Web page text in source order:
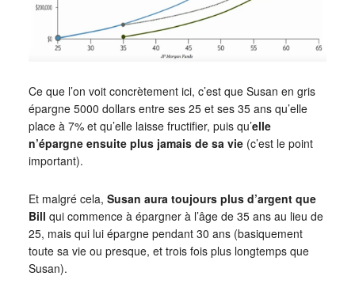
Ce que l’on voit concrètement ici, c’est que Susan en gris
épargne 5000 dollars entre ses 25 et ses 35 ans qu’elle
place à 7% et qu’elle laisse fructifier, puis qu’elle
n’épargne ensuite plus jamais de sa vie(c’est le point
important).
Et malgré cela, Susan aura toujours plus d’argent que
Bill qui commence à épargner à l’âge de 35 ans au lieu de
25, mais qui lui épargne pendant 30 ans (basiquement
toute sa vie ou presque, et trois fois plus longtemps que
Susan).